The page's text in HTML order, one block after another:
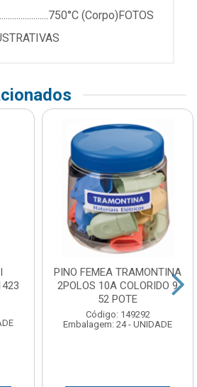
(Corpo)FOTOS
PINO FEMEA TRAMONTINA
2POLOS 10A COLORIDO 9
52 POTE
Código: 149292
Embalagem: 24 - UNIDADE